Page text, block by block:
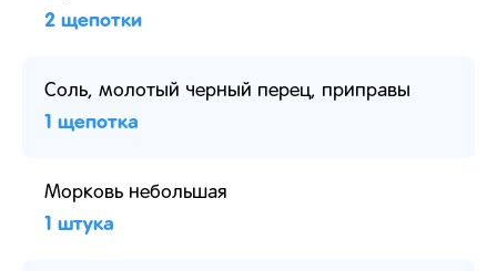
2 щепотки
Соль, молотый черный перец, приправы
1 щепотка
Морковь небольшая
1 штука